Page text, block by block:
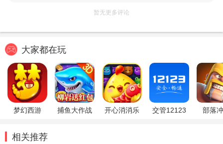
暂无更多评论
大家都在玩
梦幻西游 捕鱼大作战 开心消消乐 交管12123 部落
相关推荐